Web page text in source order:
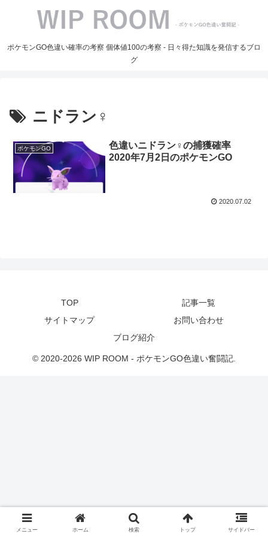
ポケモンGO色違い確率の考察 個体値100の考察 - 日々得た知識を発信するブロ
グ
ニドラン♀
ポケモンGO
色違いニドラン♀の捕獲確率
2020年7月2日のポケモンGO
2020.07.02
TOP
記事一覧
サイトマップ
お問い合わせ
ブログ紹介
© 2020-2026 WIP ROOM - ポケモンGO色違い奮闘記.
メニュー ホーム 検索 トップ サイドバー